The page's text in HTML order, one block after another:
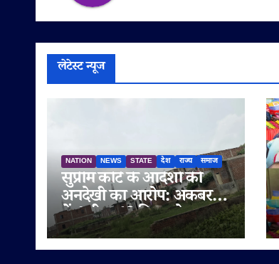
लेटेस्ट न्यूज
NATION NEWS STATE देश राज्य समाज
सुप्रीम कोर्ट के आदेशों की
अनदेखी का आरोप: अकबरपुर
में 4 बीघा 10 बिस्वा के तालाब
की जमीन अभिलेखों में बदली,
अवैध प्लॉटिंग का भी दावा